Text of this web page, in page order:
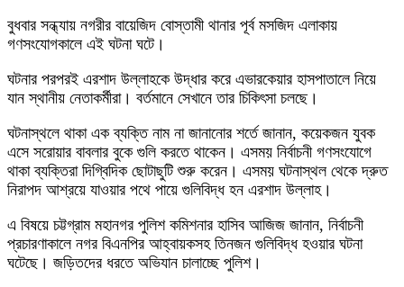
বুধবার সন্ধ্যায় নগরীর বায়েজিদ বোস্তামী থানার পূর্ব মসজিদ এলাকায়
গণসংযোগকালে এই ঘটনা ঘটে।
ঘটনার পরপরই এরশাদ উল্লাহকে উদ্ধার করে এভারকেয়ার হাসপাতালে নিয়ে
যান স্থানীয় নেতাকর্মীরা। বর্তমানে সেখানে তার চিকিৎসা চলছে।
ঘটনাস্থলে থাকা এক ব্যক্তি নাম না জানানোর শর্তে জানান, কয়েকজন যুবক
এসে সরোয়ার বাবলার বুকে গুলি করতে থাকেন। এসময় নির্বাচনী গণসংযোগে
থাকা ব্যক্তিরা দিগ্বিদিক ছোটাছুটি শুরু করেন। এসময় ঘটনাস্থল থেকে দ্রুত
নিরাপদ আশ্রয়ে যাওয়ার পথে পায়ে গুলিবিদ্ধ হন এরশাদ উল্লাহ।
এ বিষয়ে চট্টগ্রাম মহানগর পুলিশ কমিশনার হাসিব আজিজ জানান, নির্বাচনী
প্রচারণাকালে নগর বিএনপির আহ্বায়কসহ তিনজন গুলিবিদ্ধ হওয়ার ঘটনা
ঘটেছে। জড়িতদের ধরতে অভিযান চালাচ্ছে পুলিশ।